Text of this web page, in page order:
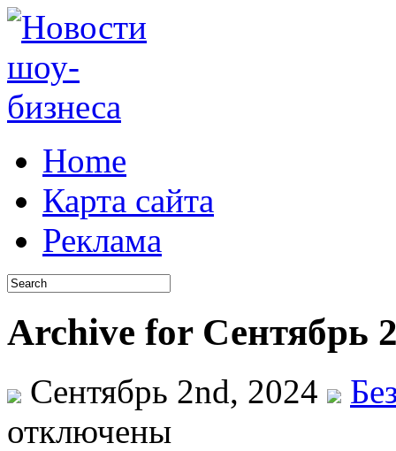
Home
Карта сайта
Реклама
Archive for Сентябрь
Сентябрь 2nd, 2024
отключены